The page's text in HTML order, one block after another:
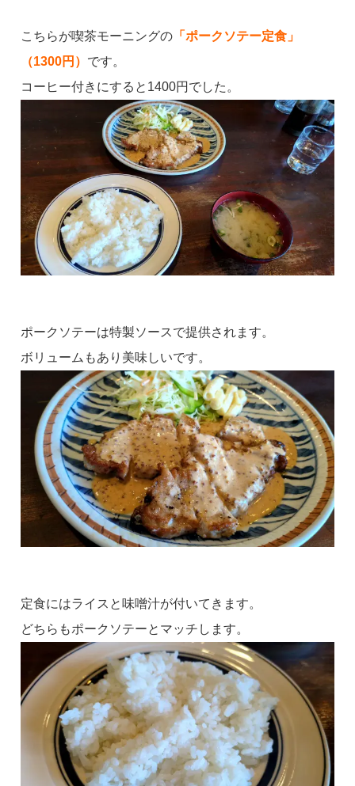
こちらが喫茶モーニングの 「ポークソテー定食」
（1300円） です。
コーヒー付きにすると1400円でした。
ポークソテーは特製ソースで提供されます。
ボリュームもあり美味しいです。
定食にはライスと味噌汁が付いてきます。
どちらもポークソテーとマッチします。